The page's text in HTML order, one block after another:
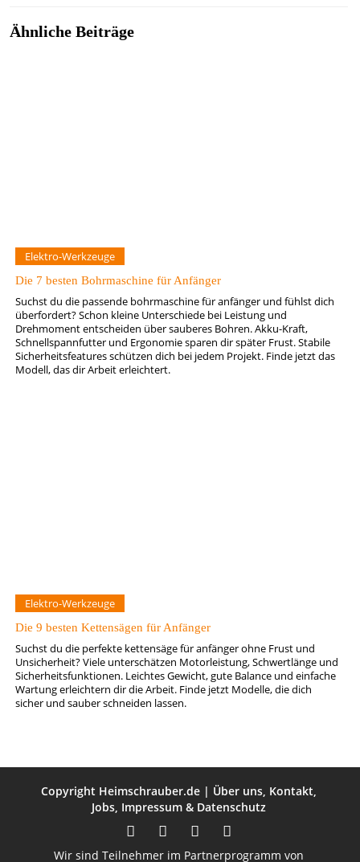
Ähnliche Beiträge
Elektro-Werkzeuge
Die 7 besten Bohrmaschine für Anfänger
Suchst du die passende bohrmaschine für anfänger und fühlst dich
überfordert? Schon kleine Unterschiede bei Leistung und
Drehmoment entscheiden über sauberes Bohren. Akku-Kraft,
Schnellspannfutter und Ergonomie sparen dir später Frust. Stabile
Sicherheitsfeatures schützen dich bei jedem Projekt. Finde jetzt das
Modell, das dir Arbeit erleichtert.
Elektro-Werkzeuge
Die 9 besten Kettensägen für Anfänger
Suchst du die perfekte kettensäge für anfänger ohne Frust und
Unsicherheit? Viele unterschätzen Motorleistung, Schwertlänge und
Sicherheitsfunktionen. Leichtes Gewicht, gute Balance und einfache
Wartung erleichtern dir die Arbeit. Finde jetzt Modelle, die dich
sicher und sauber schneiden lassen.
Copyright Heimschrauber.de | Über uns, Kontakt,
Jobs, Impressum & Datenschutz
Wir sind Teilnehmer im Partnerprogramm von